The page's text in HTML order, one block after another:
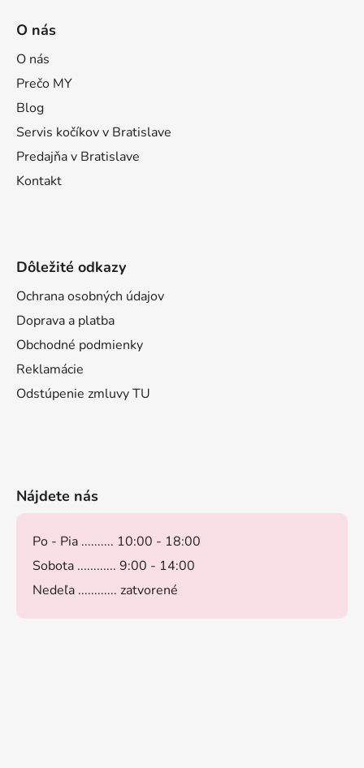
O nás
O nás
Prečo MY
Blog
Servis kočíkov v Bratislave
Predajňa v Bratislave
Kontakt
Dôležité odkazy
Ochrana osobných údajov
Doprava a platba
Obchodné podmienky
Reklamácie
Odstúpenie zmluvy TU
Nájdete nás
Po - Pia .......... 10:00 - 18:00
Sobota ............ 9:00 - 14:00
Nedeľa ............ zatvorené